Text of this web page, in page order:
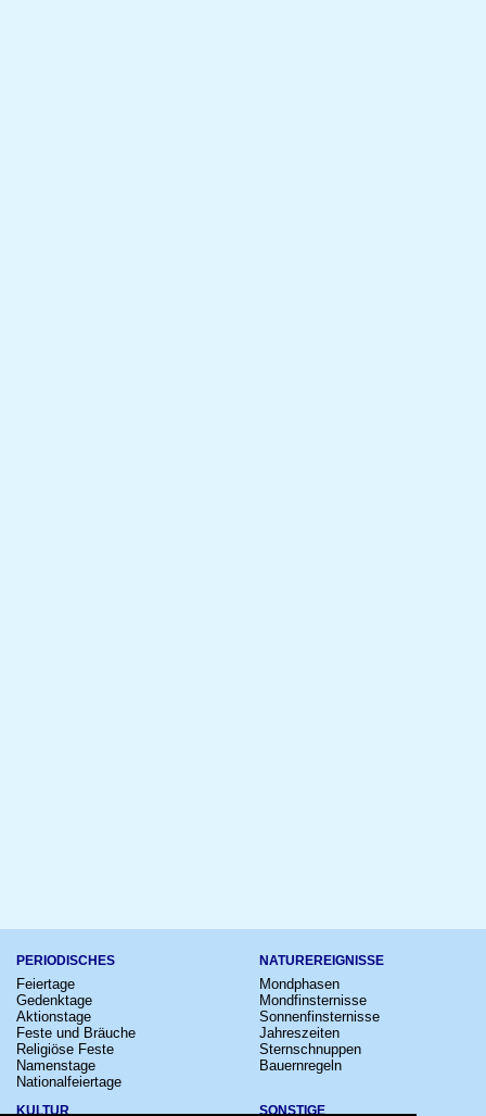
PERIODISCHES
Feiertage
Gedenktage
Aktionstage
Feste und Bräuche
Religiöse Feste
Namenstage
Nationalfeiertage
NATUREREIGNISSE
Mondphasen
Mondfinsternisse
Sonnenfinsternisse
Jahreszeiten
Sternschnuppen
Bauernregeln
KULTUR SONSTIGE